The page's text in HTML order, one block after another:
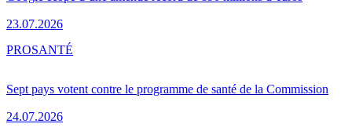
23.07.2026
Sept pays votent contre le programme de santé de la Commission
24.07.2026
PROSANTÉ